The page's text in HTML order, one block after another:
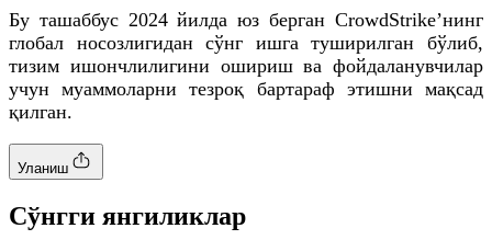
Бу ташаббус 2024 йилда юз берган CrowdStrike’нинг
глобал носозлигидан сўнг ишга туширилган бўлиб,
тизим ишончлилигини ошириш ва фойдаланувчилар
учун муаммоларни тезроқ бартараф этишни мақсад
қилган.
Уланиш
Cўнгги янгиликлар